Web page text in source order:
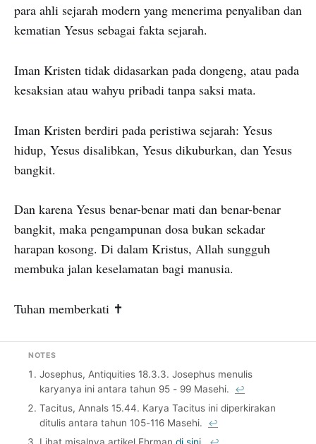
para ahli sejarah modern yang menerima penyaliban dan
kematian Yesus sebagai fakta sejarah.
Iman Kristen tidak didasarkan pada dongeng, atau pada
kesaksian atau wahyu pribadi tanpa saksi mata.
Iman Kristen berdiri pada peristiwa sejarah: Yesus
hidup, Yesus disalibkan, Yesus dikuburkan, dan Yesus
bangkit.
Dan karena Yesus benar-benar mati dan benar-benar
bangkit, maka pengampunan dosa bukan sekadar
harapan kosong. Di dalam Kristus, Allah sungguh
membuka jalan keselamatan bagi manusia.
Tuhan memberkati ✝️
NOTES
Josephus, Antiquities 18.3.3. Josephus menulis
karyanya ini antara tahun 95 - 99 Masehi.
↩
Tacitus, Annals 15.44. Karya Tacitus ini diperkirakan
ditulis antara tahun 105-116 Masehi.
↩